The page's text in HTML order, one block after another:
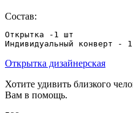
Состав:
Открытка -1 шт
Индивидуальный конверт -
Открытка дизайнерская
Хотите удивить близкого
Вам в помощь.